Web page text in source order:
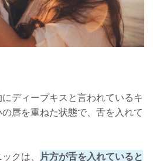
ディープキスと言われているキ
唇を重ねた状態で、舌を入れて
クは、 片方が舌を入れていると